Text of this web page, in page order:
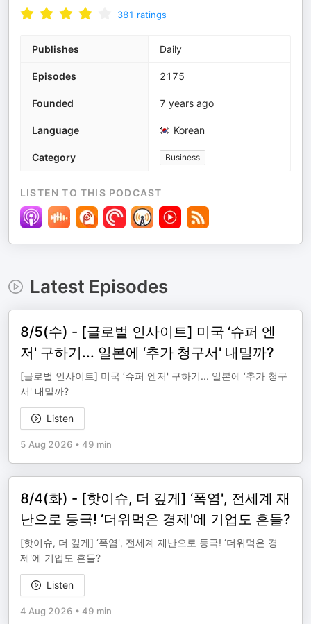
381 ratings
Publishes Daily
Episodes 2175
Founded 7 years ago
Language Korean
Category Business
LISTEN TO THIS PODCAST
Latest Episodes
8/5(수) - [글로벌 인사이트] 미국 ‘슈퍼 엔
저' 구하기... 일본에 ‘추가 청구서' 내밀까?
[글로벌 인사이트] 미국 ‘슈퍼 엔저' 구하기... 일본에 ‘추가 청구
서' 내밀까?
Listen
5 Aug 2026 • 49 min
8/4(화) - [핫이슈, 더 깊게] ‘폭염', 전세계 재
난으로 등극! ‘더위먹은 경제'에 기업도 흔들?
[핫이슈, 더 깊게] ‘폭염', 전세계 재난으로 등극! ‘더위먹은 경
제'에 기업도 흔들?
Listen
4 Aug 2026 • 49 min